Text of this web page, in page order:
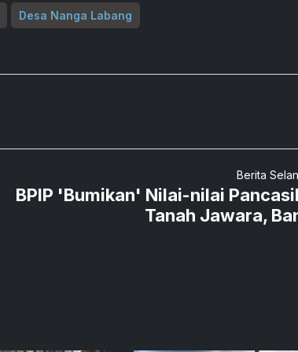
Desa Nanga Labang
Berita
BPIP 'Bumikan' Nilai-nilai
Tanah Jawara,